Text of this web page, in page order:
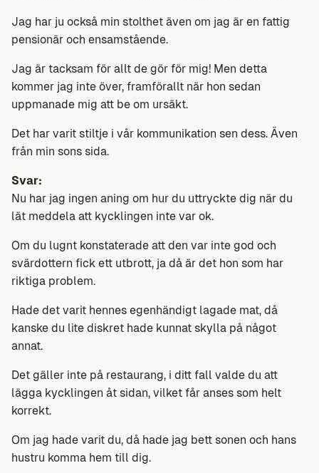
Jag har ju också min stolthet även om jag är en fattig
pensionär och ensamstående.
Jag är tacksam för allt de gör för mig! Men detta
kommer jag inte över, framförallt när hon sedan
uppmanade mig att be om ursäkt.
Det har varit stiltje i vår kommunikation sen dess. Även
från min sons sida.
Svar:
Nu har jag ingen aning om hur du uttryckte dig när du
lät meddela att kycklingen inte var ok.
Om du lugnt konstaterade att den var inte god och
svärdottern fick ett utbrott, ja då är det hon som har
riktiga problem.
Hade det varit hennes egenhändigt lagade mat, då
kanske du lite diskret hade kunnat skylla på något
annat.
Det gäller inte på restaurang, i ditt fall valde du att
lägga kycklingen åt sidan, vilket får anses som helt
korrekt.
Om jag hade varit du, då hade jag bett sonen och hans
hustru komma hem till dig.